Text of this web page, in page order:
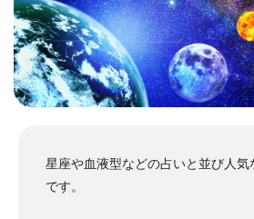
星座や血液型などの占いと並び人気
です。